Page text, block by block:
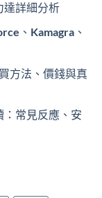
達詳細分析
、Kamagra、
方法、價錢與真
常見反應、安